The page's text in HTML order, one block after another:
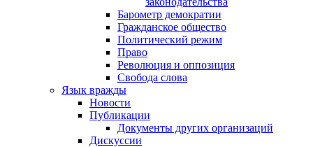
Барометр демократии
Гражданское общество
Политический режим
Право
Революция и оппозиция
Свобода слова
Язык вражды
Новости
Публикации
Документы других организаций
Дискуссии